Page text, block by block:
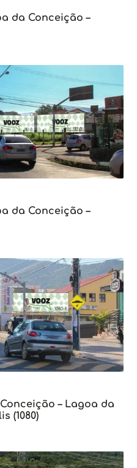
da Conceição –
da Conceição –
– Lagoa da
(1080)